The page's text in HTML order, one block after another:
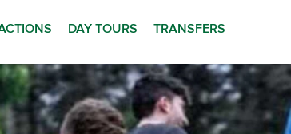
DAY TOURS TRANSFERS